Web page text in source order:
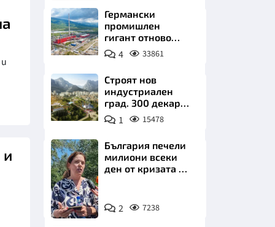
ХРАНА
ИКОНОМИКА
и
Германски
промишлен
гигант отново
позлатява наш
град
4 33861
Строят нов
индустриален
град. 300 декара
чакат златни
заводи
1 15478
Снимка:
БТА
България печели
милиони всеки
ден от кризата по
2 7238